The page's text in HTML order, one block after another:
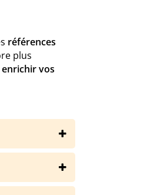
références
plus
enrichir vos